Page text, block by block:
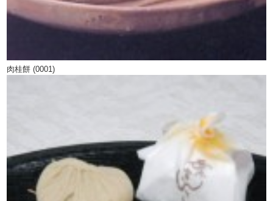
肉桂餅 (0001)